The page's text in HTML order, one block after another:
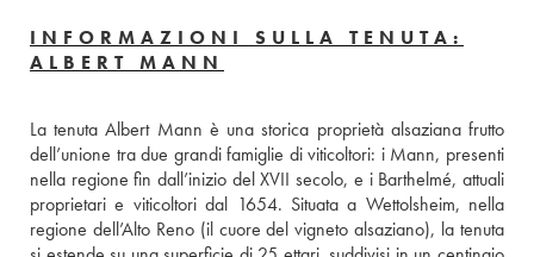
INFORMAZIONI SULLA TENUTA:
ALBERT MANN
La tenuta Albert Mann è una storica proprietà alsaziana frutto
dell’unione tra due grandi famiglie di viticoltori: i Mann, presenti
nella regione fin dall’inizio del XVII secolo, e i Barthelmé, attuali
proprietari e viticoltori dal 1654. Situata a Wettolsheim, nella
regione dell’Alto Reno (il cuore del vigneto alsaziano), la tenuta